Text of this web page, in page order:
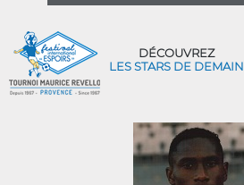
DÉCOUVREZ
LES STARS DE DEMAIN